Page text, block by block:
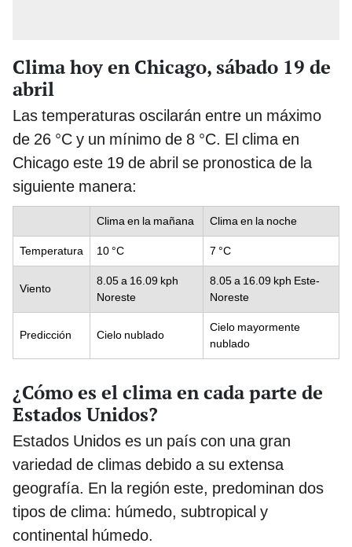
Clima hoy en Chicago, sábado 19 de
abril
Las temperaturas oscilarán entre un máximo
de 26 °C y un mínimo de 8 °C. El clima en
Chicago este 19 de abril se pronostica de la
siguiente manera:
Clima en la mañana Clima en la noche
Temperatura 10 °C 7 °C
Viento
8.05 a 16.09 kph
Noreste
8.05 a 16.09 kph Este-
Noreste
Predicción Cielo nublado
Cielo mayormente
nublado
¿Cómo es el clima en cada parte de
Estados Unidos?
Estados Unidos es un país con una gran
variedad de climas debido a su extensa
geografía. En la región este, predominan dos
tipos de clima: húmedo, subtropical y
continental húmedo.